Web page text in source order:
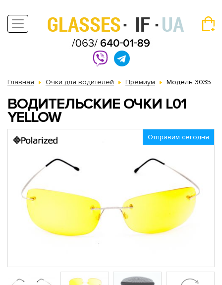
Главная Очки для водителей Премиум Модель 3035
ВОДИТЕЛЬСКИЕ ОЧКИ L01
YELLOW
Отправим сегодня